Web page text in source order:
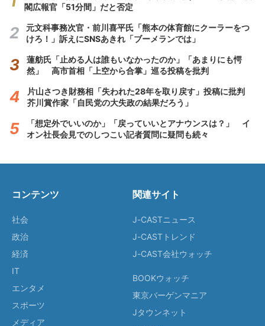
閣広報官「51分間」だと否定
元文科事務次官・前川喜平氏「熊本の体育館にクーラーをつ
けろ！」訴えにSNSあきれ「ブーメランでは」
蓮舫氏「止める人は誰もいなかったのか」「あまりにも愕
然」 高市首相「上空から合掌」巡る投稿を批判
片山さつき財務相「失われた28年を取り戻す」投稿に批判
芥川賞作家「自民党の大失政の結果だろう」
「想定外でいいのか」「戻っていいとアナウンスは？」 イ
オン社長会見でのしつこい記者質問に疑問も続々
コンテンツ
社会
政治
経済
IT
エンタメ
スポーツ
メディア
関連サイト
J-CASTニュース
J-CASTトレンド
J-CAST会社ウォッチ
BOOKウォッチ
東京バーゲンマニア
Jタウンネット